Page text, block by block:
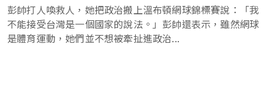
彭帥打人喚救人，她把政治搬上溫布頓網球錦標賽說：「我
不能接受台灣是一個國家的說法。」彭帥還表示，雖然網球
是體育運動，她們並不想被牽扯進政治...